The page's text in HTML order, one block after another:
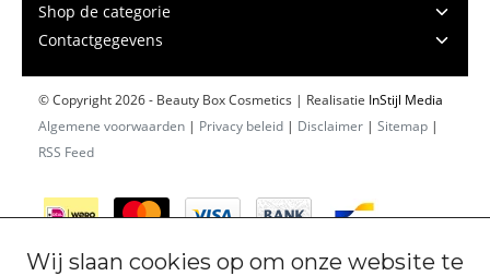
Shop de categorie
Contactgegevens
© Copyright 2026 - Beauty Box Cosmetics | Realisatie InStijl Media
Algemene voorwaarden | Privacy beleid | Disclaimer | Sitemap |
RSS Feed
Wij slaan cookies op om onze website te